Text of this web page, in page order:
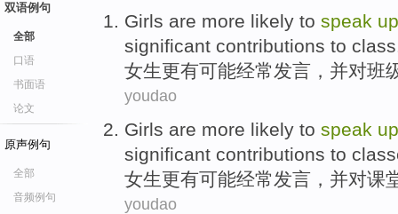
双语例句
全部
口语
书面语
论文
原声例句
全部
音频例句
Girls are more likely to speak up
significant contributions to class
女生更有可能经常发言 ， 并对班
youdao
Girls are more likely to speak up
significant contributions to
女生更有可能经常发言 ， 并对课
youdao